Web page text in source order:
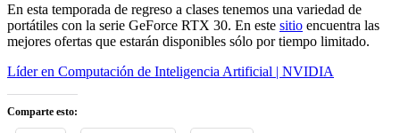
En esta temporada de regreso a clases tenemos una variedad de
portátiles con la serie GeForce RTX 30. En este sitio encuentra las
mejores ofertas que estarán disponibles sólo por tiempo limitado.
Líder en Computación de Inteligencia Artificial | NVIDIA
Comparte esto: